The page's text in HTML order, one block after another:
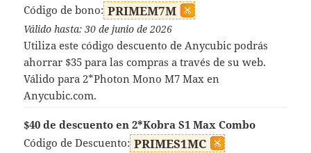
Código de bono: PRIMEM7M
Válido hasta: 30 de junio de 2026
Utiliza este código descuento de Anycubic podrás
ahorrar $35 para las compras a través de su web.
Válido para 2*Photon Mono M7 Max en
Anycubic.com.
$40 de descuento en 2*Kobra S1 Max Combo
Código de Descuento: PRIMES1MC